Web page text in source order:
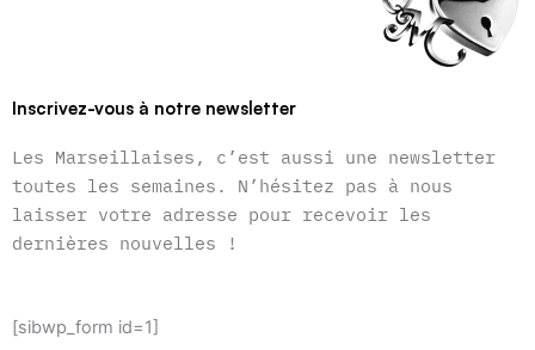
Inscrivez-vous à notre newsletter
Les Marseillaises, c’est aussi une newsletter
toutes les semaines. N’hésitez pas à nous
laisser votre adresse pour recevoir les
dernières nouvelles !
[sibwp_form id=1]